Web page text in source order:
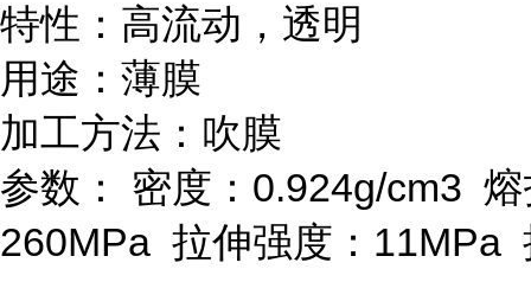
特性：高流动，透明
用途：薄膜
加工方法：吹膜
参数：
密度： 0.924g/cm3
260MPa 拉伸强度： 11MPa